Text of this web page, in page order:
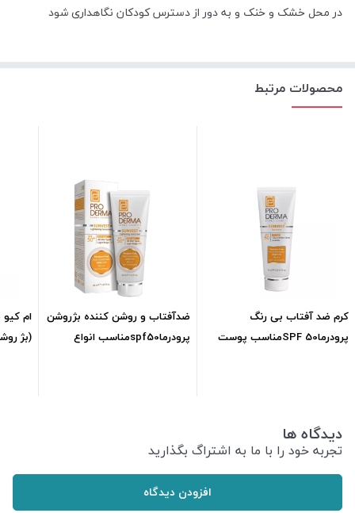
در محل خشک و خنک و به دور از دسترس کودکان نگاهداری شود
محصولات مرتبط
کرم ضد آفتاب بی رنگ
پرودرماSPF 50مناسب پوست
ضدآفتاب و روشن کننده بژروشن
پرودرماspf50مناسب انواع
(بژ
دیدگاه ها
تجربه خود را با ما به اشتراگ بگذارید
افزودن دیدگاه